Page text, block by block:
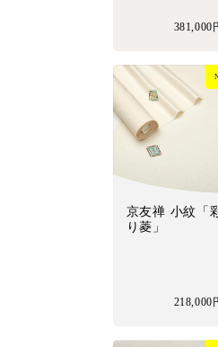
381,000
京友禅 小紋「
り菱」
218,000